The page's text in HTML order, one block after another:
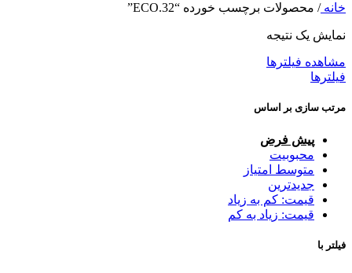
خانه/ محصولات برچسب خورده “ECO.32”
نمایش یک نتیجه
مشاهده فیلترها
فیلترها
مرتب سازی بر اساس
پیش فرض
محبوبیت
متوسط امتیاز
جدیدترین
قیمت: کم به زیاد
قیمت: زیاد به کم
فیلتر با